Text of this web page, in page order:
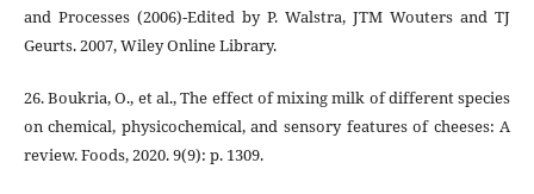
and Processes (2006)‐Edited by P. Walstra, JTM Wouters and TJ
Geurts. 2007, Wiley Online Library.
26. Boukria, O., et al., The effect of mixing milk of different species
on chemical, physicochemical, and sensory features of cheeses: A
review. Foods, 2020. 9(9): p. 1309.